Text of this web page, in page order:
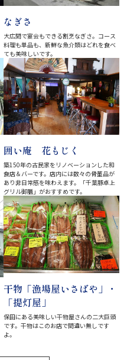
なぎさ
大広間で宴会もできる割烹なぎさ。コース
料理も単品も、新鮮な魚介類はどれを食べ
ても美味しいです。
囲い庵 花もじく
築150年の古民家をリノベーションした和
食店＆バーです。店内には数々の骨董品が
あり非日常感を味わえます。「千葉豚卓上
グリル御膳」がおすすめです。
干物「漁場屋いさばや」・
「提灯屋」
保田にある美味しい干物屋さんの二大巨頭
です。干物はこのお店で間違い無しです
よ。